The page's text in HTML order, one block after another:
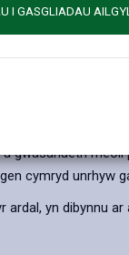
I GASGLIADAU
cymydog wedi
bynnag, nid yw
boed
dod yn broblem
cymryd unrhyw
yn dibynnu